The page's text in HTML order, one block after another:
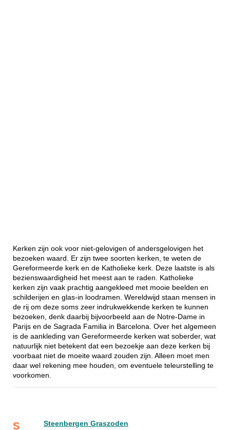
Kerken zijn ook voor niet-gelovigen of andersgelovigen het
bezoeken waard. Er zijn twee soorten kerken, te weten de
Gereformeerde kerk en de Katholieke kerk. Deze laatste is als
bezienswaardigheid het meest aan te raden. Katholieke
kerken zijn vaak prachtig aangekleed met mooie beelden en
schilderijen en glas-in loodramen. Wereldwijd staan mensen in
de rij om deze soms zeer indrukwekkende kerken te kunnen
bezoeken, denk daarbij bijvoorbeeld aan de Notre-Dame in
Parijs en de Sagrada Familia in Barcelona. Over het algemeen
is de aankleding van Gereformeerde kerken wat soberder, wat
natuurlijk niet betekent dat een bezoekje aan deze kerken bij
voorbaat niet de moeite waard zouden zijn. Alleen moet men
daar wel rekening mee houden, om eventuele teleurstelling te
voorkomen.
S Steenbergen Graszoden